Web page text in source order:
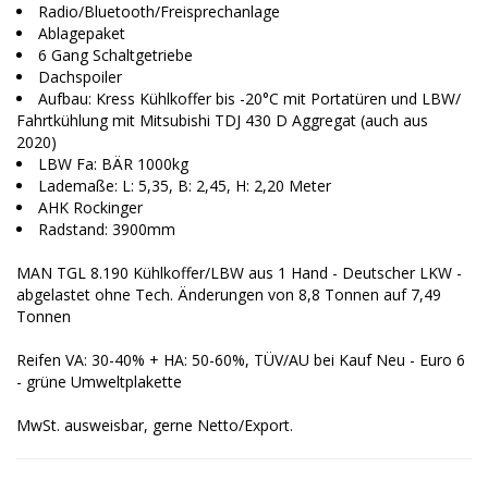
Radio/Bluetooth/Freisprechanlage
Ablagepaket
6 Gang Schaltgetriebe
Dachspoiler
Aufbau: Kress Kühlkoffer bis -20°C mit Portatüren und LBW/
Fahrtkühlung mit Mitsubishi TDJ 430 D Aggregat (auch aus
2020)
LBW Fa: BÄR 1000kg
Lademaße: L: 5,35, B: 2,45, H: 2,20 Meter
AHK Rockinger
Radstand: 3900mm
MAN TGL 8.190 Kühlkoffer/LBW aus 1 Hand - Deutscher LKW -
abgelastet ohne Tech. Änderungen von 8,8 Tonnen auf 7,49
Tonnen
Reifen VA: 30-40% + HA: 50-60%, TÜV/AU bei Kauf Neu - Euro 6
- grüne Umweltplakette
MwSt. ausweisbar, gerne Netto/Export.